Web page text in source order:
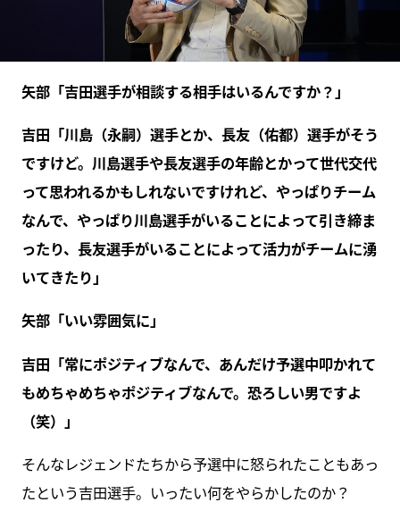
矢部「吉田選手が相談する相手はいるんですか？」
吉田「川島（永嗣）選手とか、長友（佑都）選手がそう
ですけど。川島選手や長友選手の年齢とかって世代交代
って思われるかもしれないですけれど、やっぱりチーム
なんで、やっぱり川島選手がいることによって引き締ま
ったり、長友選手がいることによって活力がチームに湧
いてきたり」
矢部「いい雰囲気に」
吉田「常にポジティブなんで、あんだけ予選中叩かれて
もめちゃめちゃポジティブなんで。恐ろしい男ですよ
（笑）」
そんなレジェンドたちから予選中に怒られたこともあっ
たという吉田選手。いったい何をやらかしたのか？